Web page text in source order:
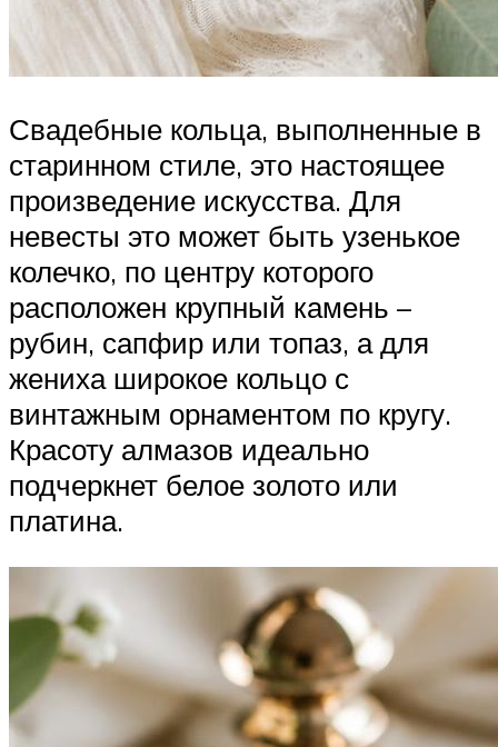
Свадебные кольца, выполненные в
старинном стиле, это настоящее
произведение искусства. Для
невесты это может быть узенькое
колечко, по центру которого
расположен крупный камень –
рубин, сапфир или топаз, а для
жениха широкое кольцо с
винтажным орнаментом по кругу.
Красоту алмазов идеально
подчеркнет белое золото или
платина.